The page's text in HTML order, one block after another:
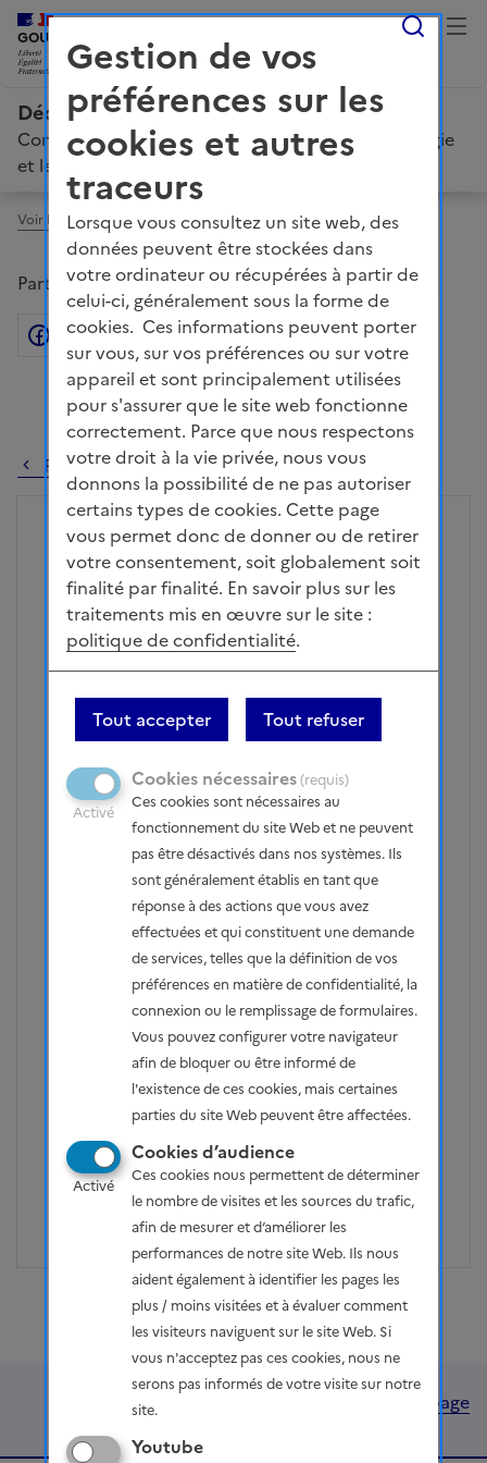
Gestion de vos
préférences sur les
cookies et autres
traceurs
Lorsque vous consultez un site web, des
données peuvent être stockées dans
votre ordinateur ou récupérées à partir de
celui-ci, généralement sous la forme de
cookies. Ces informations peuvent porter
sur vous, sur vos préférences ou sur votre
appareil et sont principalement utilisées
pour s'assurer que le site web fonctionne
correctement. Parce que nous respectons
votre droit à la vie privée, nous vous
donnons la possibilité de ne pas autoriser
certains types de cookies. Cette page
vous permet donc de donner ou de retirer
votre consentement, soit globalement soit
finalité par finalité. En savoir plus sur les
traitements mis en œuvre sur le site :
politique de confidentialité.
Tout accepter Tout refuser
Cookies nécessaires(requis)
Activé
Ces cookies sont nécessaires au
fonctionnement du site Web et ne peuvent
pas être désactivés dans nos systèmes. Ils
sont généralement établis en tant que
réponse à des actions que vous avez
effectuées et qui constituent une demande
de services, telles que la définition de vos
préférences en matière de confidentialité, la
connexion ou le remplissage de formulaires.
Vous pouvez configurer votre navigateur
afin de bloquer ou être informé de
l'existence de ces cookies, mais certaines
parties du site Web peuvent être affectées.
Cookies d’audience
Activé
Ces cookies nous permettent de déterminer
le nombre de visites et les sources du trafic,
afin de mesurer et d’améliorer les
performances de notre site Web. Ils nous
aident également à identifier les pages les
plus / moins visitées et à évaluer comment
les visiteurs naviguent sur le site Web. Si
vous n'acceptez pas ces cookies, nous ne
serons pas informés de votre visite sur notre
site.
Youtube
GOUVERNEMENT
Décarboner la France : votre voix compte !
Concertation sur la Stratégie française pour l'énergie
et le climat
Voir le fil d'ariane
Partager la page
FacebookPartager sur Twitter
Partager sur Linkedin
CourrielCopier dans le
Revenir au fil de discussion
Publié le 18/01/2023 - 23h20
Nous n'avançerons pas avec des idéologies.
ceux dont le potentiel est significatif ou
ceux présentant une sensibilité
environnementale quasi-nulle
Il faut optimiser au maximum l'existant et
développer TRES massivement les STEP. Nous
devons en outre revoir la réglementation
européenne qui empêche actuellement EDF
d'investir dans ses barrages. Il faut éventuellement
développer de nouvelles installations mais plus
petites avec un impact environnemental moindre.
Pour les outres mer ou la Corse, il peut être en
revanche intéressant de développer des projets
plus grands plus couteux pour décarboner leur mix
très fossile.
Signaler
Partager la page
FacebookPartager sur Twitter
Partager sur Linkedin
CourrielCopier dans le
1
votes - Se
Haut de page